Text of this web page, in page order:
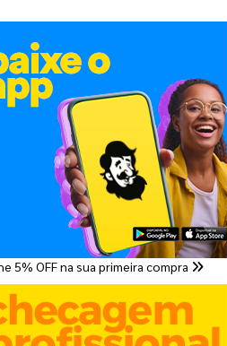
5% OFF na sua primeira compra